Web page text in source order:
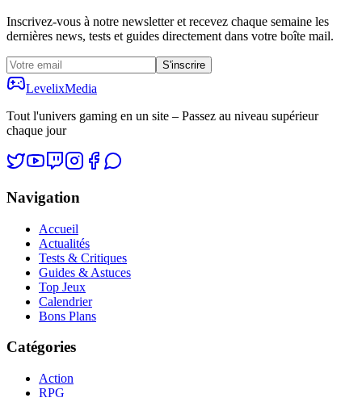
Inscrivez-vous à notre newsletter et recevez chaque semaine les
dernières news, tests et guides directement dans votre boîte mail.
S'inscrire
LevelixMedia
Tout l'univers gaming en un site – Passez au niveau supérieur
chaque jour
Navigation
Accueil
Actualités
Tests & Critiques
Guides & Astuces
Top Jeux
Calendrier
Bons Plans
Catégories
Action
RPG